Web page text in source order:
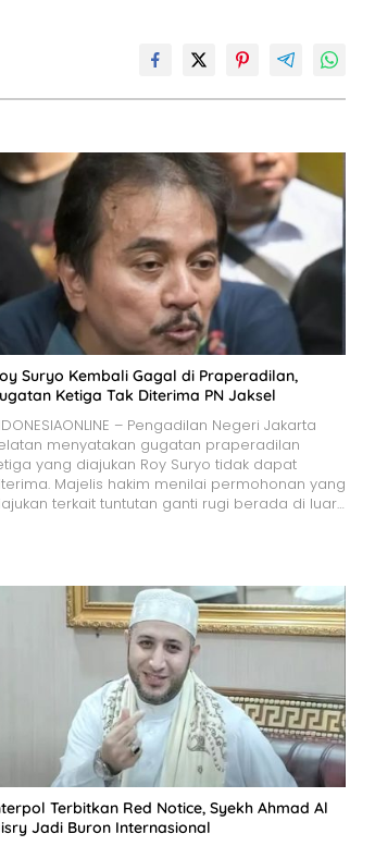
Suryo Kembali Gagal di Praperadilan,
Ketiga Tak Diterima PN Jaksel
– Pengadilan Negeri Jakarta
menyatakan gugatan praperadilan
yang diajukan Roy Suryo tidak dapat
Majelis hakim menilai permohonan yang
terkait tuntutan ganti rugi berada di luar…
Terbitkan Red Notice, Syekh Ahmad Al
Jadi Buron Internasional